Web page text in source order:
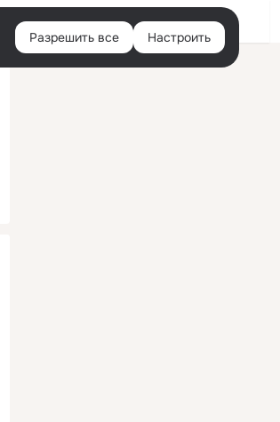
Войти
Разрешить все Настроить